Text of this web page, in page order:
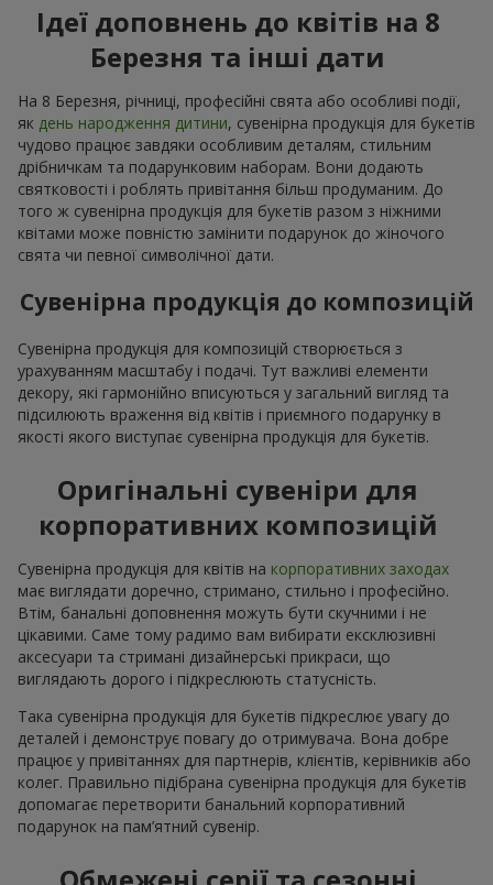
Ідеї доповнень до квітів на 8
Березня та інші дати
На 8 Березня, річниці, професійні свята або особливі події,
як день народження дитини, сувенірна продукція для букетів
чудово працює завдяки особливим деталям, стильним
дрібничкам та подарунковим наборам. Вони додають
святковості і роблять привітання більш продуманим. До
того ж сувенірна продукція для букетів разом з ніжними
квітами може повністю замінити подарунок до жіночого
свята чи певної символічної дати.
Сувенірна продукція до композицій
Сувенірна продукція для композицій створюється з
урахуванням масштабу і подачі. Тут важливі елементи
декору, які гармонійно вписуються у загальний вигляд та
підсилюють враження від квітів і приємного подарунку в
якості якого виступає сувенірна продукція для букетів.
Оригінальні сувеніри для
корпоративних композицій
Сувенірна продукція для квітів на корпоративних заходах
має виглядати доречно, стримано, стильно і професійно.
Втім, банальні доповнення можуть бути скучними і не
цікавими. Саме тому радимо вам вибирати ексклюзивні
аксесуари та стримані дизайнерські прикраси, що
виглядають дорого і підкреслюють статусність.
Така сувенірна продукція для букетів підкреслює увагу до
деталей і демонструє повагу до отримувача. Вона добре
працює у привітаннях для партнерів, клієнтів, керівників або
колег. Правильно підібрана сувенірна продукція для букетів
допомагає перетворити банальний корпоративний
подарунок на пам’ятний сувенір.